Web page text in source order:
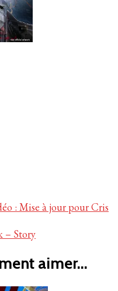
: Mise à jour pour Cris
– Story
aimer...